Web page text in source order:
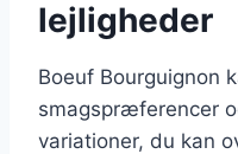
lejligheder
Boeuf Bourguignon
smagspræferencer
variationer, du kan